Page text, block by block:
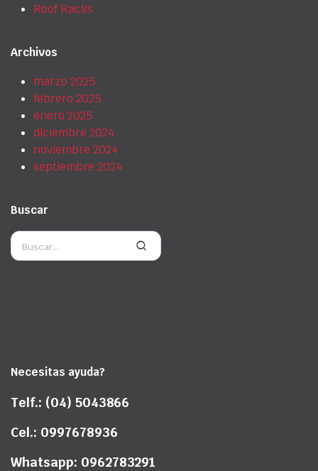
Roof Racks
Archivos
marzo 2025
febrero 2025
enero 2025
diciembre 2024
noviembre 2024
septiembre 2024
Buscar
Necesitas ayuda?
Telf.: (04) 5043866
Cel.: 0997678936
Whatsapp: 0962783291